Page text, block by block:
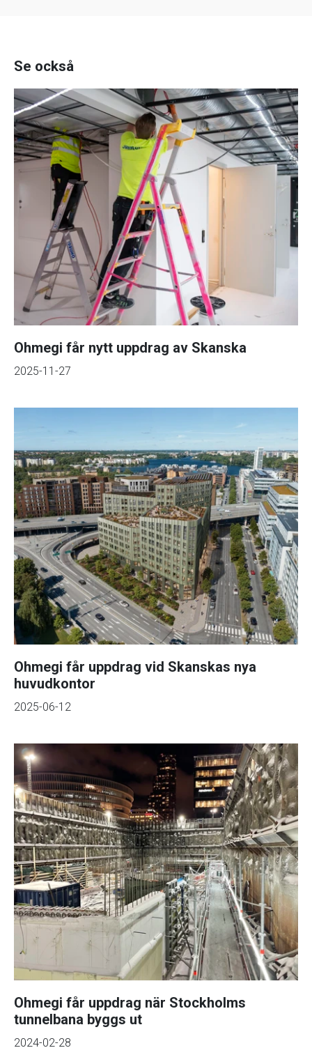
Se också
Ohmegi får nytt uppdrag av Skanska
2025-11-27
Ohmegi får uppdrag vid Skanskas nya
huvudkontor
2025-06-12
Ohmegi får uppdrag när Stockholms
tunnelbana byggs ut
2024-02-28